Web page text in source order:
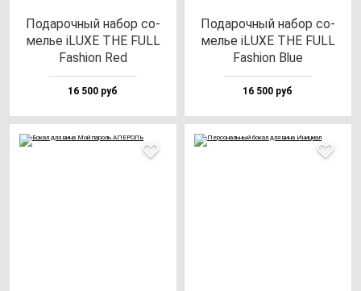
Пода­роч­ный на­бор со­
мелье iLUXE THE FULL
Fas­hi­on Red
16 500 руб
Пода­роч­ный на­бор со­
мелье iLUXE THE FULL
Fas­hi­on Blue
16 500 руб